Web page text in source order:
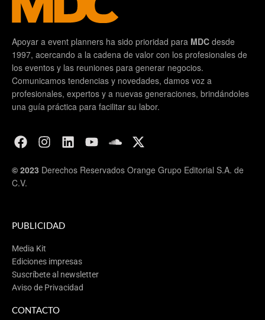
Apoyar a event planners ha sido prioridad para MDC desde
1997, acercando a la cadena de valor con los profesionales de
los eventos y las reuniones para generar negocios.
Comunicamos tendencias y novedades, damos voz a
profesionales, expertos y a nuevas generaciones, brindándoles
una guía práctica para facilitar su labor.
© 2023 Derechos Reservados Orange Grupo Editorial S.A. de
C.V.
PUBLICIDAD
Media Kit
Ediciones impresas
Suscríbete al newsletter
Aviso de Privacidad
CONTACTO